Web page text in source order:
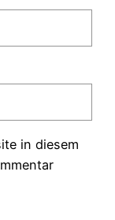
in diesem